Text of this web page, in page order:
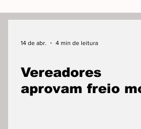
14 de abr. 4 min de leitura
Vereadores
aprovam freio